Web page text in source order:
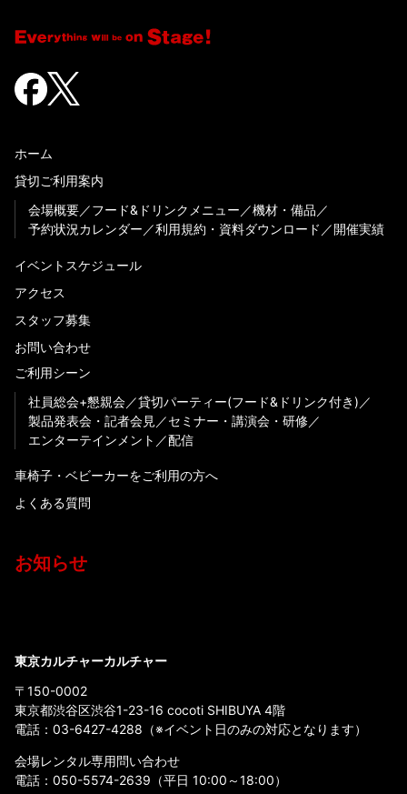
ホーム
貸切ご利用案内
会場概要
フード&ドリンクメニュー
機材・備品
予約状況カレンダー
利用規約・資料ダウンロード 開催実績
イベントスケジュール
アクセス
スタッフ募集
お問い合わせ
ご利用シーン
社員総会+懇親会
貸切パーティー(フード&ドリンク付き)
製品発表会・記者会見
セミナー・講演会・研修
エンターテインメント
配信
車椅子・ベビーカーをご利用の方へ
よくある質問
お知らせ
東京カルチャーカルチャー
〒150-0002
東京都渋谷区渋谷1-23-16 cocoti SHIBUYA 4階
電話： 03-6427-4288 （※イベント日のみの対応となります）
会場レンタル専用問い合わせ
電話： 050-5574-2639 （平日 10:00～18:00）